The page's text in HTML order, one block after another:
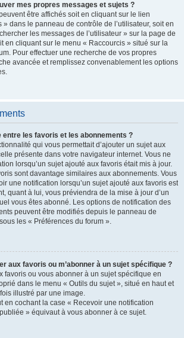
mes propres messages et sujets ?
être affichés soit en cliquant sur le lien
» dans le panneau de contrôle de l’utilisateur, soit en
les messages de l’utilisateur » sur la page de
en cliquant sur le menu « Raccourcis » situé sur la
Pour effectuer une recherche de vos propres
avancée et remplissez convenablement les options
entre les favoris et les abonnements ?
qui vous permettait d’ajouter un sujet aux
présente dans votre navigateur internet. Vous ne
lorsqu’un sujet ajouté aux favoris était mis à jour.
sont davantage similaires aux abonnements. Vous
une notification lorsqu’un sujet ajouté aux favoris est
quant à lui, vous préviendra de la mise à jour d’un
vous êtes abonné. Les options de notification des
peuvent être modifiés depuis le panneau de
les « Préférences du forum ».
aux favoris ou m’abonner à un sujet spécifique ?
favoris ou vous abonner à un sujet spécifique en
dans le menu « Outils du sujet », situé en haut et
illustré par une image.
en cochant la case « Recevoir une notification
» équivaut à vous abonner à ce sujet.